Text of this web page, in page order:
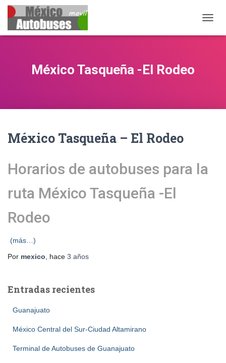
México Tasqueña -El Rodeo
México Tasqueña – El Rodeo
Horarios de autobuses para la
ruta México Tasqueña -El
Rodeo
(más…)
Por mexico , hace 3 años
Entradas recientes
Guanajuato
México Central del Sur-Ciudad Altamirano
Terminal de Autobuses de Guanajuato